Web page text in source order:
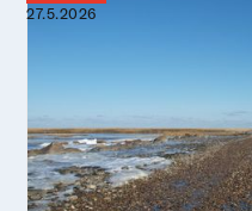
27.5.2026
planlægge en blå
Stormfloder,
som kystboere nødt til at